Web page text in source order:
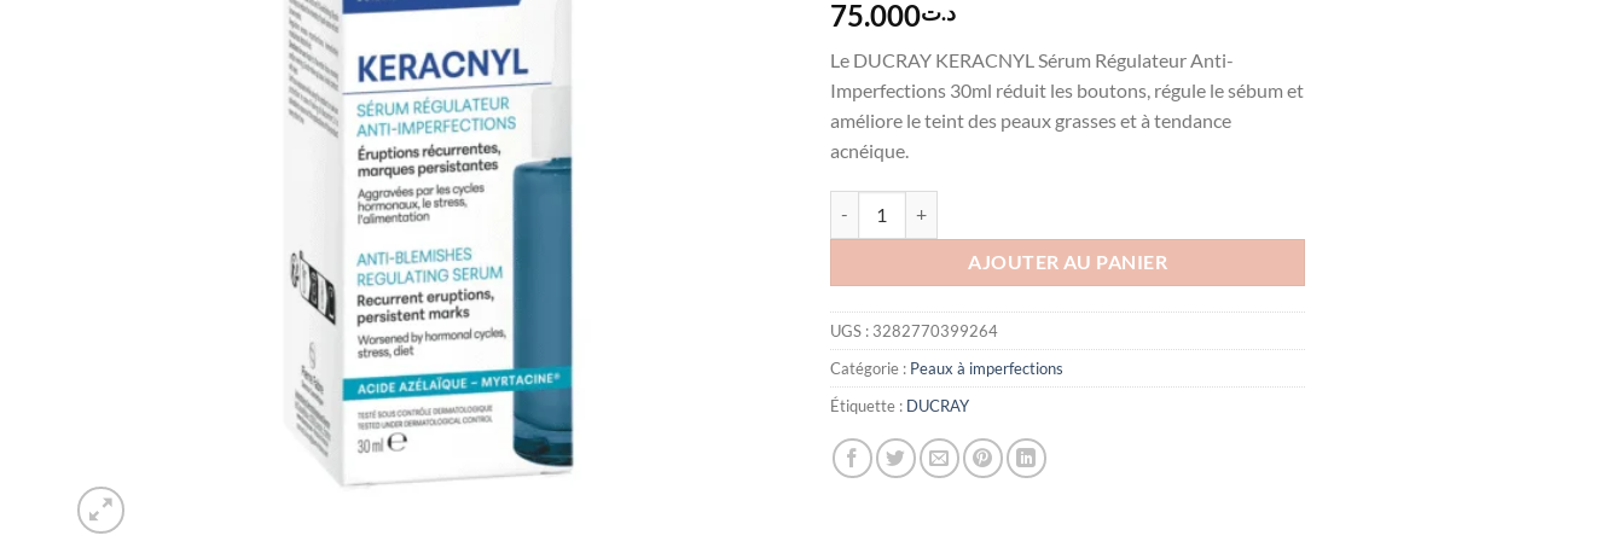
د.ت75.000
Le DUCRAY KERACNYL Sérum Régulateur Anti-
Imperfections 30ml réduit les boutons, régule le sébum et
améliore le teint des peaux grasses et à tendance
acnéique.
AJOUTER AU PANIER
UGS : 3282770399264
Catégorie : Peaux à imperfections
Étiquette : DUCRAY